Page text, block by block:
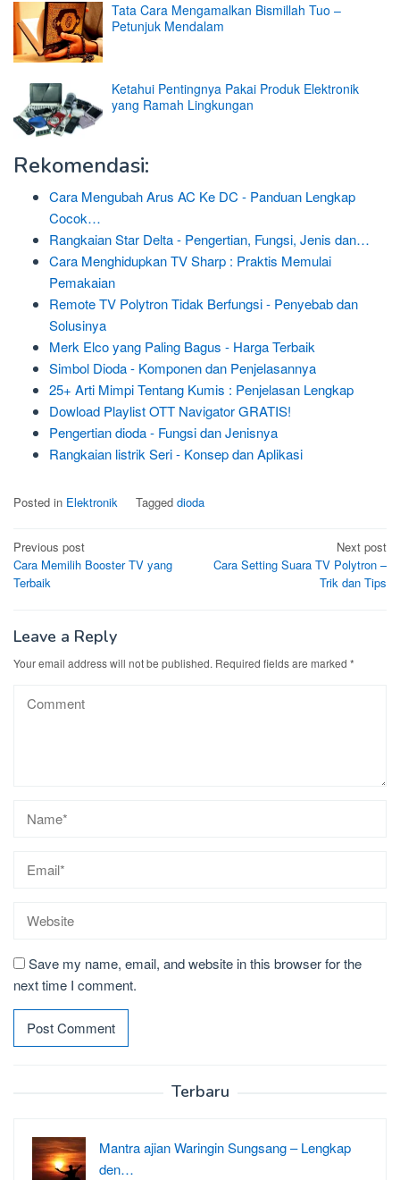
Tata Cara Mengamalkan Bismillah Tuo –
Petunjuk Mendalam
Ketahui Pentingnya Pakai Produk Elektronik
yang Ramah Lingkungan
Rekomendasi:
Cara Mengubah Arus AC Ke DC - Panduan Lengkap
Cocok…
Rangkaian Star Delta - Pengertian, Fungsi, Jenis dan…
Cara Menghidupkan TV Sharp : Praktis Memulai
Pemakaian
Remote TV Polytron Tidak Berfungsi - Penyebab dan
Solusinya
Merk Elco yang Paling Bagus - Harga Terbaik
Simbol Dioda - Komponen dan Penjelasannya
25+ Arti Mimpi Tentang Kumis : Penjelasan Lengkap
Dowload Playlist OTT Navigator GRATIS!
Pengertian dioda - Fungsi dan Jenisnya
Rangkaian listrik Seri - Konsep dan Aplikasi
Posted in Elektronik Tagged dioda
Post
navigation
Previous post
Cara Memilih Booster TV yang
Terbaik
Next post
Cara Setting Suara TV Polytron –
Trik dan Tips
Leave a Reply
Your email address will not be published. Required fields are marked *
Save my name, email, and website in this browser for the
next time I comment.
Terbaru
Mantra ajian Waringin Sungsang – Lengkap
den…